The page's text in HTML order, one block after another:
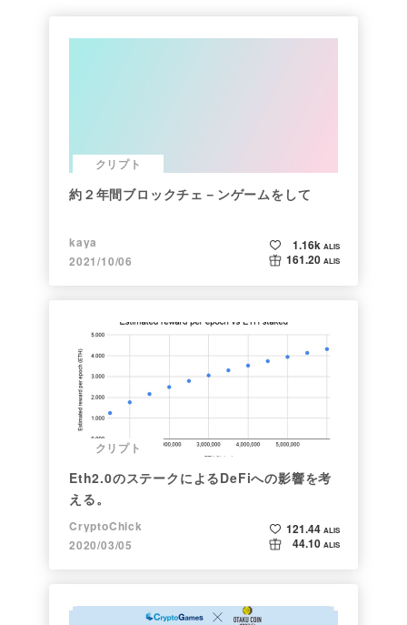
クリプト
約２年間ブロックチェ－ンゲームをして
kaya
2021/10/06
1.16k ALIS
161.20 ALIS
クリプト
Eth2.0のステークによるDeFiへの影響を考
える。
CryptoChick
2020/03/05
121.44 ALIS
44.10 ALIS